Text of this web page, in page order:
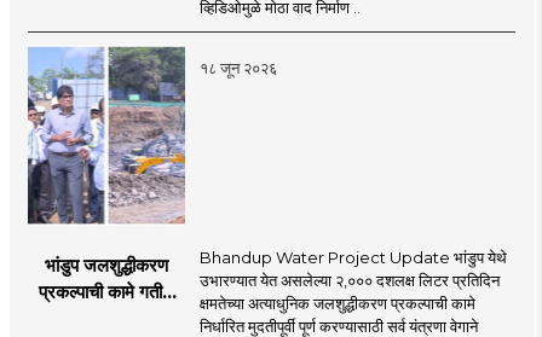
व्हिडिओमुळे मोठा वाद निर्माण ..
१८ जून २०२६
भांडुप जलशुद्धीकरण
प्रकल्पाची कामे गतीने
Bhandup Water Project Update भांडुप येथे
उभारण्यात येत असलेल्या २,००० दशलक्ष लिटर प्रतिदिन
क्षमतेच्या अत्याधुनिक जलशुद्धीकरण प्रकल्पाची कामे
निर्धारित मुदतीपूर्वी पूर्ण करण्यासाठी सर्व यंत्रणा वेगाने